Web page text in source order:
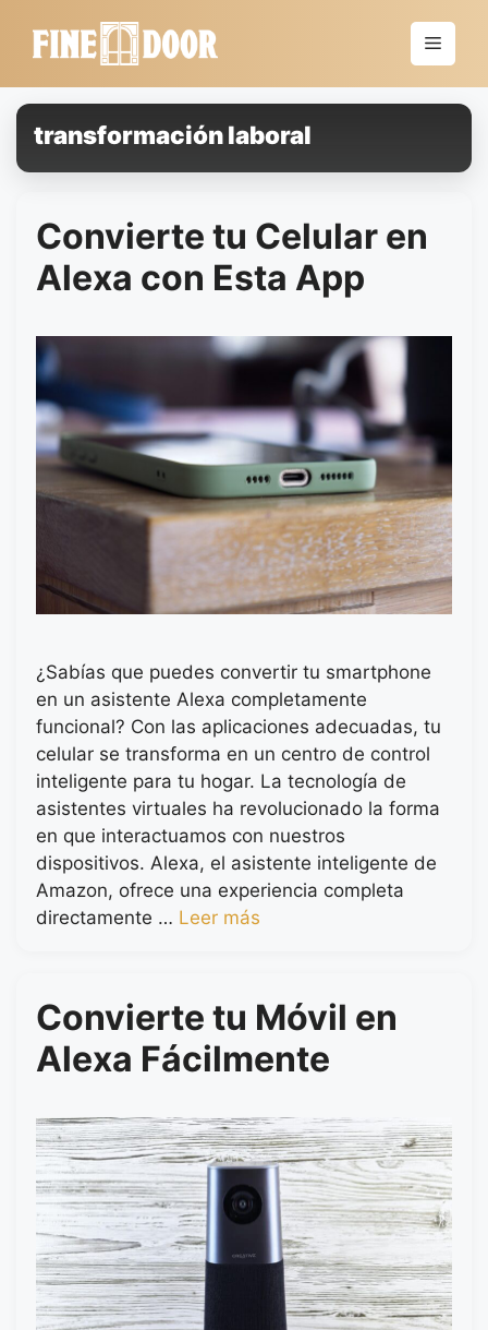
Menú
transformación laboral
Convierte tu Celular en
Alexa con Esta App
¿Sabías que puedes convertir tu smartphone
en un asistente Alexa completamente
funcional? Con las aplicaciones adecuadas, tu
celular se transforma en un centro de control
inteligente para tu hogar. La tecnología de
asistentes virtuales ha revolucionado la forma
en que interactuamos con nuestros
dispositivos. Alexa, el asistente inteligente de
Amazon, ofrece una experiencia completa
directamente … Leer más
Convierte tu Móvil en
Alexa Fácilmente